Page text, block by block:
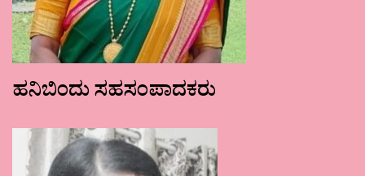
ಹನಿಬಿಂದು ಸಹಸಂಪಾದಕರು